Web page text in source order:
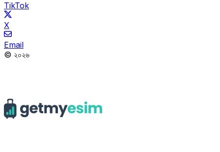
TikTok
X
Email
© ২০২৬